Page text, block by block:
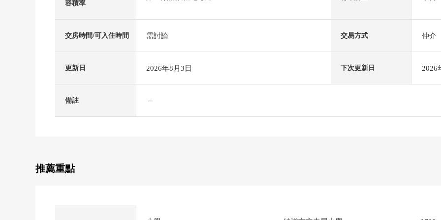
容積率
交房時間/可入住時間 需討論 交易方式 仲介
更新日 2026年8月3日 下次更新日 2026
備註 －
推薦重點